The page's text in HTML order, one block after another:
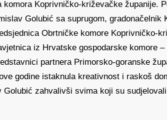
Koprivničko-križevačke županije.
Golubić sa suprugom, gradonačelnik
Obrtničke komore Koprivničko-
iz Hrvatske gospodarske komore –
partnera Primorsko-goranske
godine istaknula kreativnost i raskoš
Golubić zahvalivši svima koji su